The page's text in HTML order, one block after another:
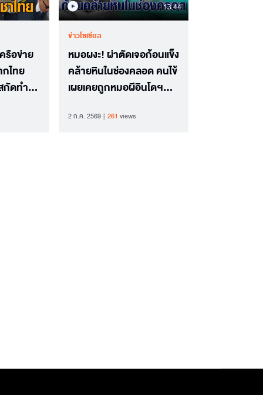
รือข่าย
ไทย
กัดทำ
13.44
ข่าวโซเชียล
หมอผงะ! ผ่าตัดเจอก้อนแข็ง
คล้ายหินในช่องคลอด คนไข้
เผยเคยถูกหมอผีอินโดฯ
2 ก.ค. 2569 261 views